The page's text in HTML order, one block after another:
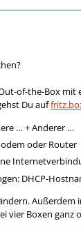
of-the-Box
Du auf
… + Anderer …
oder Router
DHCP-
Außerdem
vier Boxen ganz